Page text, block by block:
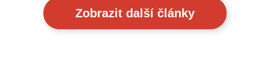
Zobrazit další články